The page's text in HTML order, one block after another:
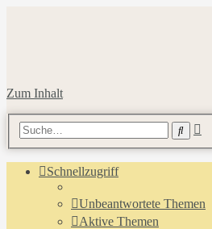
Zum Inhalt
Suche
Schnellzugriff
Unbeantwortete Themen
Aktive Themen